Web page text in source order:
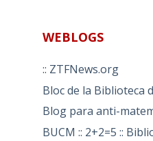
WEBLOGS
:: ZTFNews.org
Bloc de la Biblioteca
Blog para anti-
BUCM :: 2+2=5 ::